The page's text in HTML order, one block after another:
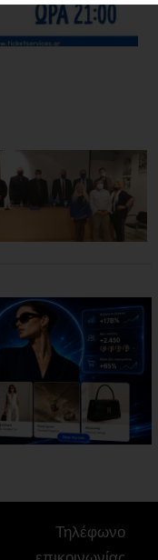
Τηλέφωνο